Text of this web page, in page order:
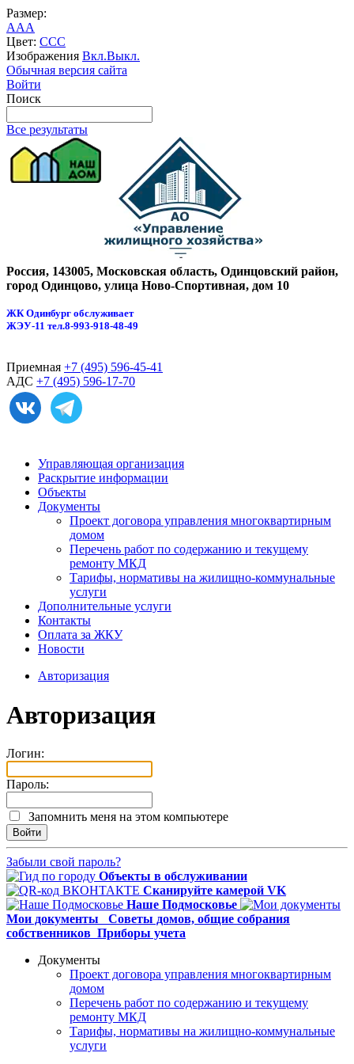
Размер:
AAA
Цвет: CCC
Изображения Вкл.Выкл.
Обычная версия сайта
Войти
Поиск
Все результаты
Россия, 143005, Московская область, Одинцовский район,
город Одинцово, улица Ново-Спортивная, дом 10
ЖК Одинбург обслуживает
ЖЭУ-11 тел.8-993-918-48-49
Приемная +7 (495) 596-45-41
АДС +7 (495) 596-17-70
Управляющая организация
Раскрытие информации
Объекты
Документы
Проект договора управления многоквартирным
домом
Перечень работ по содержанию и текущему
ремонту МКД
Тарифы, нормативы на жилищно-коммунальные
услуги
Дополнительные услуги
Контакты
Оплата за ЖКУ
Новости
Авторизация
Авторизация
Логин:
Пароль:
Запомнить меня на этом компьютере
Забыли свой пароль?
Объекты в обслуживании
Сканируйте камерой VK
Наше Подмосковье
Мои документы
Советы домов, общие собрания
собственников Приборы учета
Документы
Проект договора управления многоквартирным
домом
Перечень работ по содержанию и текущему
ремонту МКД
Тарифы, нормативы на жилищно-коммунальные
услуги